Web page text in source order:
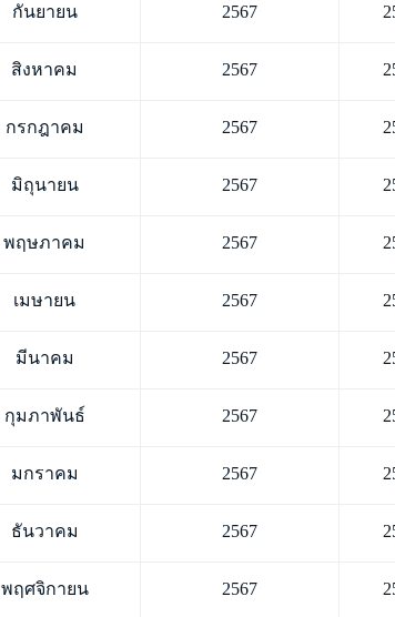
กันยายน 2567
สิงหาคม 2567
กรกฎาคม 2567
มิถุนายน 2567
พฤษภาคม 2567
เมษายน 2567
มีนาคม 2567
กุมภาพันธ์ 2567
มกราคม 2567
ธันวาคม 2567
พฤศจิกายน 2567